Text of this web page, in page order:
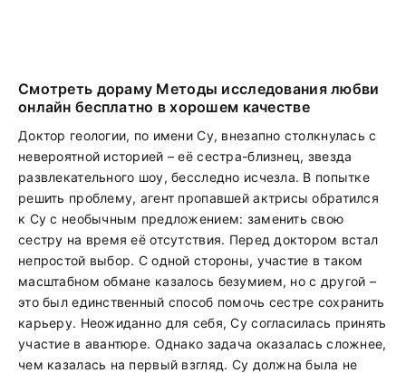
Смотреть дораму Методы исследования любви
онлайн бесплатно в хорошем качестве
Доктор геологии, по имени Су, внезапно столкнулась с
невероятной историей – её сестра-близнец, звезда
развлекательного шоу, бесследно исчезла. В попытке
решить проблему, агент пропавшей актрисы обратился
к Су с необычным предложением: заменить свою
сестру на время её отсутствия. Перед доктором встал
непростой выбор. С одной стороны, участие в таком
масштабном обмане казалось безумием, но с другой –
это был единственный способ помочь сестре сохранить
карьеру. Неожиданно для себя, Су согласилась принять
участие в авантюре. Однако задача оказалась сложнее,
чем казалась на первый взгляд. Су должна была не